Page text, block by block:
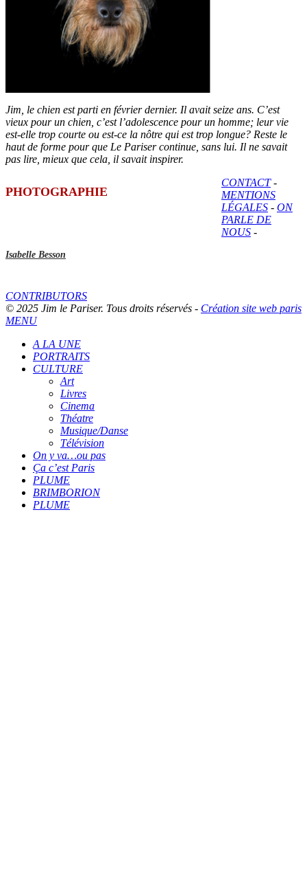
Jim, le chien est parti en février dernier. Il avait seize ans. C’est
vieux pour un chien, c’est l’adolescence pour un homme; leur vie
est-elle trop courte ou est-ce la nôtre qui est trop longue? Reste le
haut de forme pour que Le Pariser continue, sans lui. Il ne savait
pas lire, mieux que cela, il savait inspirer.
PHOTOGRAPHIE
Isabelle Besson
CONTACT-
MENTIONS
LÉGALES - ON
PARLE DE
NOUS -
CONTRIBUTORS
© 2025 Jim le Pariser. Tous droits réservés - Création site web paris
MENU
A LA UNE
PORTRAITS
CULTURE
Art
Livres
Cinema
Théatre
Musique/Danse
Télévision
On y va…ou pas
Ça c’est Paris
PLUME
BRIMBORION
PLUME